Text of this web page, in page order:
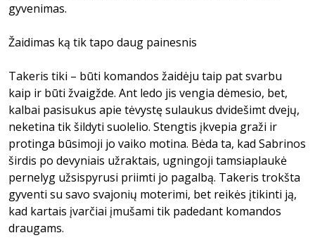
gyvenimas.
Žaidimas ką tik tapo daug painesnis
Takeris tiki – būti komandos žaidėju taip pat svarbu
kaip ir būti žvaigžde. Ant ledo jis vengia dėmesio, bet,
kalbai pasisukus apie tėvystę sulaukus dvidešimt dvejų,
neketina tik šildyti suolelio. Stengtis įkvepia graži ir
protinga būsimoji jo vaiko motina. Bėda ta, kad Sabrinos
širdis po devyniais užraktais, ugningoji tamsiaplaukė
pernelyg užsispyrusi priimti jo pagalbą. Takeris trokšta
gyventi su savo svajonių moterimi, bet reikės įtikinti ją,
kad kartais įvarčiai įmušami tik padedant komandos
draugams.